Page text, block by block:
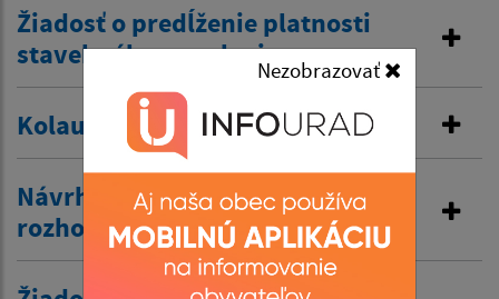
Nezobrazovať
Žiadosť o predĺženie platnosti
stavebného povolenia
Kolaudačné rozhodnutie
Návrh na vydanie územného
rozhodnutia